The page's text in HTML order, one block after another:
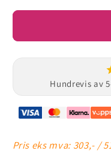
Hundrevis av
Pris eks mva: 303,- /